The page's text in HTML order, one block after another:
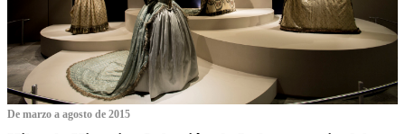
De marzo a agosto de 2015